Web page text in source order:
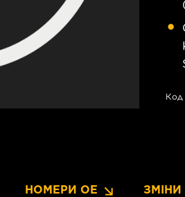
Код
НОМЕРИ OE